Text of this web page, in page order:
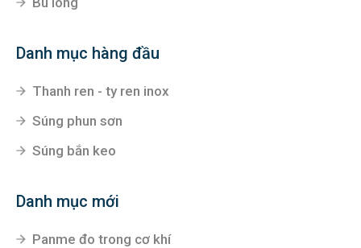
Danh mục hàng đầu
Thanh ren - ty ren inox
Súng phun sơn
Súng bắn keo
Danh mục mới
Panme đo trong cơ khí